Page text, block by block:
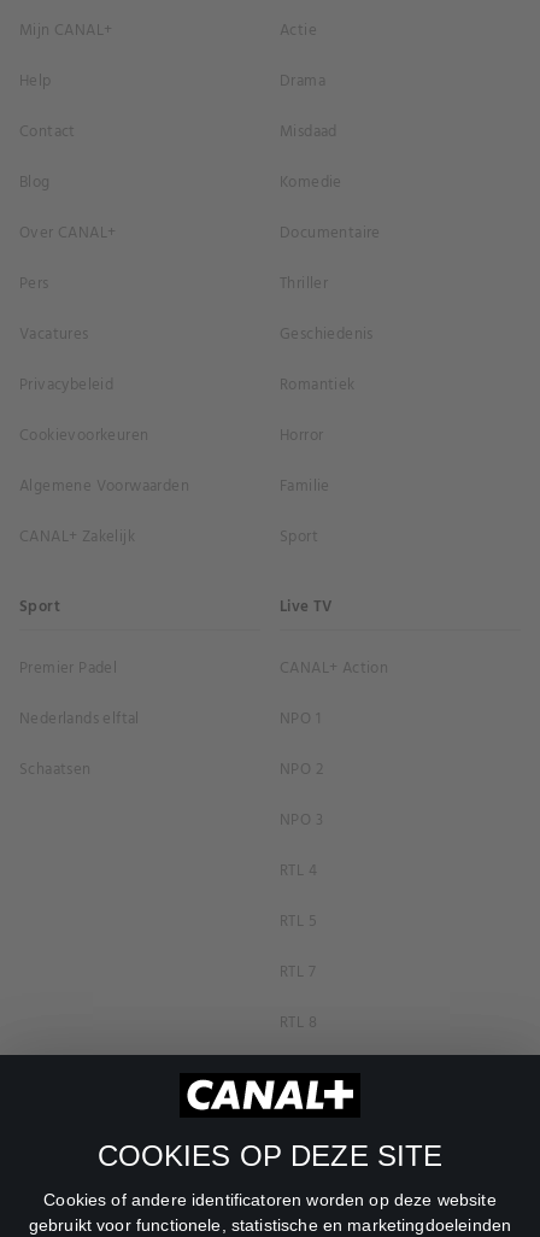
COOKIES OP DEZE SITE
Cookies of andere identificatoren worden op deze website
gebruikt voor functionele, statistische en marketingdoeleinden
Mijn CANAL+
Help
Contact
Blog
Over CANAL+
Pers
Vacatures
Privacybeleid
Cookievoorkeuren
Algemene Voorwaarden
CANAL+ Zakelijk
Actie
Drama
Misdaad
Komedie
Documentaire
Thriller
Geschiedenis
Romantiek
Horror
Familie
Sport
Sport
Premier Padel
Nederlands elftal
Schaatsen
Live TV
CANAL+ Action
NPO 1
NPO 2
NPO 3
RTL 4
RTL 5
RTL 7
RTL 8
RTL Z
SBS6
Net5
Veronica